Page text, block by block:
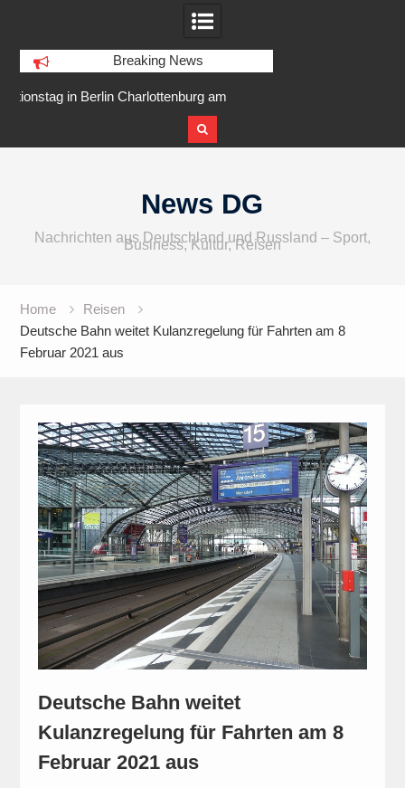
Breaking News
am
IFA 2026 Audio wird größer,
internationaler und vielfältiger
News DG
Nachrichten aus Deutschland und Russland – Sport,
Business, Kultur, Reisen
Home
Reisen
Deutsche Bahn weitet Kulanzregelung für Fahrten am 8
Februar 2021 aus
Deutsche Bahn weitet
Kulanzregelung für Fahrten am 8
Februar 2021 aus